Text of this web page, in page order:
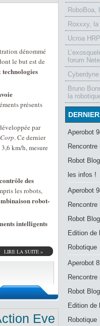
dénommé
le but est de
présents
par
. Ce dernier
km/h, mesure
des
les robots,
robot-
intelligents
LIRE LA SUITE »
Eve
RoboBoa,
Roxxxy,
Ucroa
forum
Bruno
la
Aperobot
Rencontre
Robot Blog
les infos !
Aperobot
Rencontre
Robot Blog
Edition de
Robotique
Aperobot
Rencontre
Robot Blog
Edition de
Robotique